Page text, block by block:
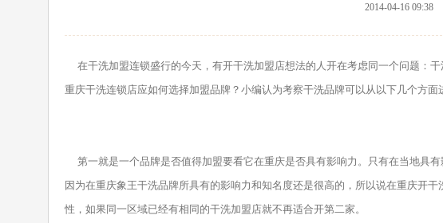
2014-04-16 09:38
在干洗加盟连锁盛行的今天，有开干洗加盟店想法的人开在考虑同一个问题：
重庆干洗连锁店应如何选择加盟品牌？小编认为考察干洗品牌可以从以下几个方面
第一就是一个品牌是否值得加盟要看它在重庆是否具有影响力。只有在当地具
因为在重庆象王干洗品牌所具有的影响力和知名度还是很高的，所以说在重庆开
性，如果同一区域已经有相同的干洗加盟店就不再适合开第二家。